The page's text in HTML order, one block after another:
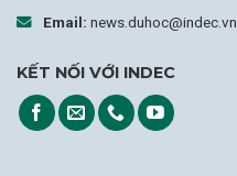
Email: news.duhoc@indec.vn
KẾT NỐI VỚI INDEC